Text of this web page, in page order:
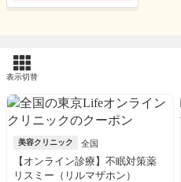
表示切替
美容クリニック 全国
【オンライン診療】不眠対策薬
リスミー（リルマザホン）